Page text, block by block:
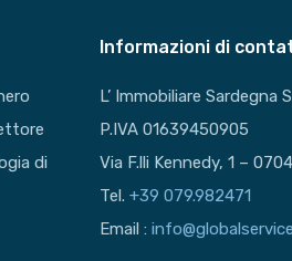
di
Informazioni di
L’ Immobiliare Sardegna
P.IVA 01639450905
Via F.lli Kennedy, 1 –
Tel.+39 079.982471
Email :